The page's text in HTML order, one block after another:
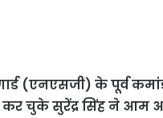
गार्ड (एनएसजी) के पूर्व
कर चुके सुरेंद्र सिंह ने आम